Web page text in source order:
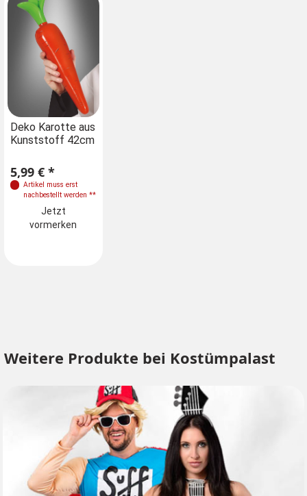
Deko Karotte aus
Kunststoff 42cm
5,99 € *
Artikel muss erst
nachbestellt werden **
Jetzt
vormerken
Weitere Produkte bei Kostümpalast